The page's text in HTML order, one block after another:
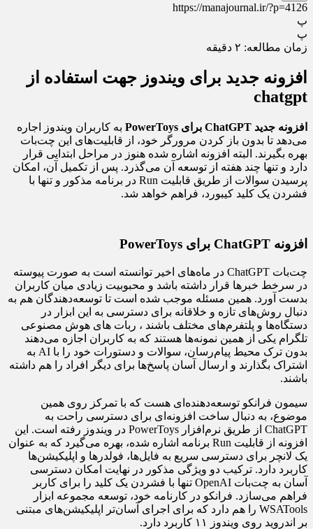
https://manajournal.ir/?p=4126
پ
پ
زمان مطالعه: ۲ دقیقه
افزونه جدید برای ویندوز جهت استفاده از
chatgpt
افزونه جدید برای
به کاربران ویندوز اجاره
می‌دهد تا بدون باز کردن مرورگر خود، از قابلیت‌های این چت‌بات
بهره بگیرند. البته افزونه اشاره شده هنوز در مراحل ابتدایی قرار
دارد و تنها چند هفته از توسعه آن می‌گذرد. پس از تکمیل آن، امکان
پرسیدن سوالات از طریق قابلیت Run در برنامه مذکور و تنها با
فشردن یک کلید کیبورد، فراهم خواهد شد.
افزونه برای
چت‌بات ChatGPT در ماه‌های اخیر توانسته است به صورت پیوسته
در سرخط خبرها قرار داشته باشد و محبوبیت زیادی میان کاربران
بدست آورد. همین مسئله موجب شده است تا توسعه‌دهندگان هم به
دنبال روش‌های تازه و خلاقانه برای دسترسی به این ابزار در
دستگاه‌ها و پلتفرم‌های مختلف باشند ، ربات های هوش مصنوعی
تلگرام یکی از همین نمونه‌ها هستند که به کاربران اجازه می‌دهند
بدون ترک محیط پیام‌رسان، سوالات و دستورات خود را با AI به
اشتراک بگذارند و ارسال آسان پاسخ‌ها برای دیگر افراد را هم داشته
باشند.
سیمون فرانکو توسعه‌دهنده‌ای هست که با تمرکز روی همین
موضوع، به دنبال ساخت افزونه‌ای برای دسترسی راحت به
ChatGPT از طریق نرم‌افزار PowerToys در ویندوز رفته است. این
افزونه از قابلیت Run برنامه اشاره شده، بهره می‌گیرد که به عنوان
یک لانچر برای دسترسی سریع به فایل‌ها، فولدرها و اپلیکیشن‌ها
کاربرد دارد. ترکیب دو ویژگی مذکور در نهایت امکان دسترسی
آسان به چت‌بات OpenAI تنها با فشردن یک کلید را برای کاربر
فراهم می‌سازد. فرانکو در کارنامه خود، توسعه مجموعه ابزار
WSATools را هم دارد که برای اجرای آسان‌تر اپلیکیشن‌های مبتنی
بر اندروید روی ویندوز ۱۱ کاربرد دارد.